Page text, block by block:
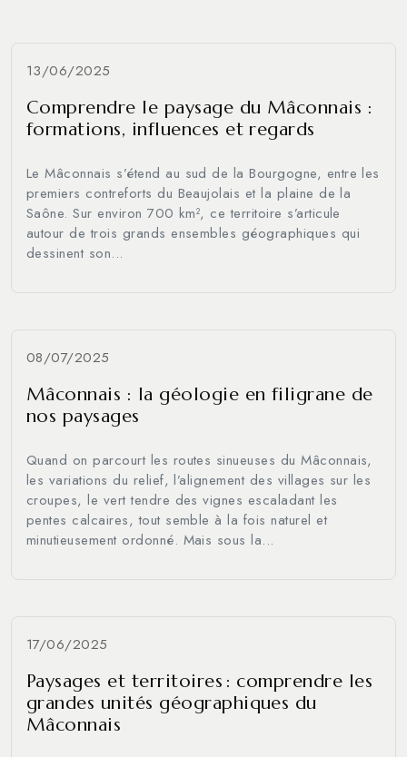
13/06/2025
Comprendre le paysage du Mâconnais :
formations, influences et regards
Le Mâconnais s’étend au sud de la Bourgogne, entre les
premiers contreforts du Beaujolais et la plaine de la
Saône. Sur environ 700 km², ce territoire s’articule
autour de trois grands ensembles géographiques qui
dessinent son...
08/07/2025
Mâconnais : la géologie en filigrane de
nos paysages
Quand on parcourt les routes sinueuses du Mâconnais,
les variations du relief, l’alignement des villages sur les
croupes, le vert tendre des vignes escaladant les
pentes calcaires, tout semble à la fois naturel et
minutieusement ordonné. Mais sous la...
17/06/2025
Paysages et territoires : comprendre les
grandes unités géographiques du
Mâconnais